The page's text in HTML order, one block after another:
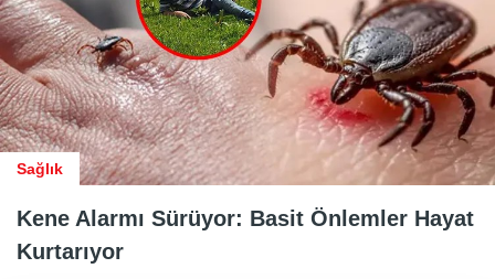
Sağlık
Kene Alarmı Sürüyor: Basit Önlemler Hayat
Kurtarıyor